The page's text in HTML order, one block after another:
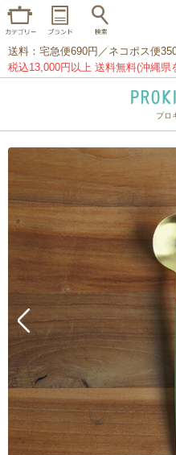
家事問屋 ウェック
プレート グラス
プロキッチンオリジナ
山一 マリメッコ
送料：宅急便690円／ネコポス便
税込13,000円以上 送料無料(沖縄県
プロ